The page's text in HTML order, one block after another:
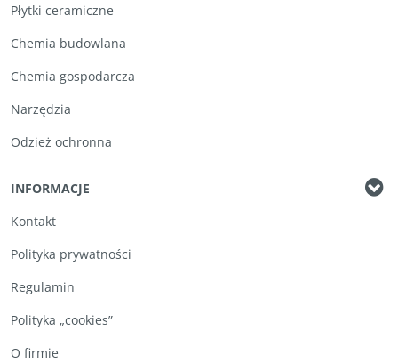
Płytki ceramiczne
Chemia budowlana
Chemia gospodarcza
Narzędzia
Odzież ochronna
INFORMACJE
Kontakt
Polityka prywatności
Regulamin
Polityka „cookies”
O firmie